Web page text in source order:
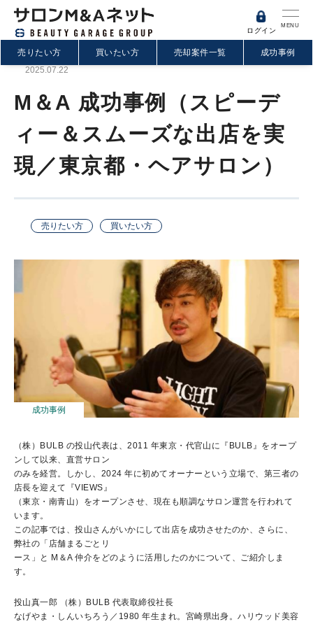
MENU
ログイン
売りたい方 買いたい方 売却案件一覧
成功事例
2025.07.22
M＆A 成功事例（スピーデ
ィー＆スムーズな出店を実
現／東京都・ヘアサロン）
売りたい方 買いたい方
成功事例
（株）BULB の投山代表は、2011 年東京・代官山に『BULB』をオープ
ンして以来、直営サロン
のみを経営。しかし、2024 年に初めてオーナーという立場で、第三者の
店長を迎えて『VIEWS』
（東京・南青山）をオープンさせ、現在も順調なサロン運営を行われて
います。
この記事では、投山さんがいかにして出店を成功させたのか、さらに、
弊社の「店舗まるごとリ
ース」と M＆A 仲介をどのように活用したのかについて、ご紹介しま
す。
投山真一郎 （株）BULB 代表取締役社長
なげやま・しんいちろう／1980 年生まれ。宮崎県出身。ハリウッド美容